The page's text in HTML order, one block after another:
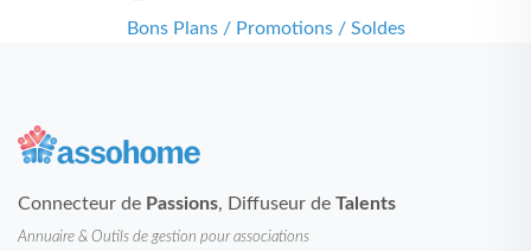
Bons Plans / Promotions / Soldes
Connecteur de Passions, Diffuseur de Talents
Annuaire & Outils de gestion pour associations